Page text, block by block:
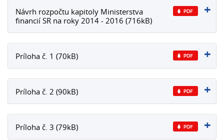
Návrh rozpočtu kapitoly Ministerstva
financií SR na roky 2014 - 2016 (716kB)
Príloha č. 1 (70kB)
Príloha č. 2 (90kB)
Príloha č. 3 (79kB)